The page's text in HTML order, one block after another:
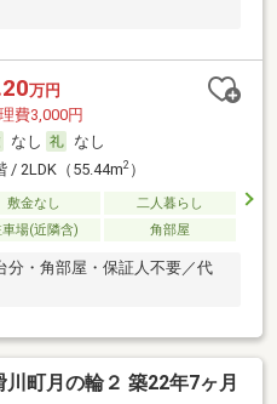
万円
費3,000円
なし
なし
/ 2LDK（55.44m2）
敷金なし
二人暮らし
車場(近隣含) 角部屋
分・角部屋・保証人不要／代
町月の輪２ 築22年7ヶ月